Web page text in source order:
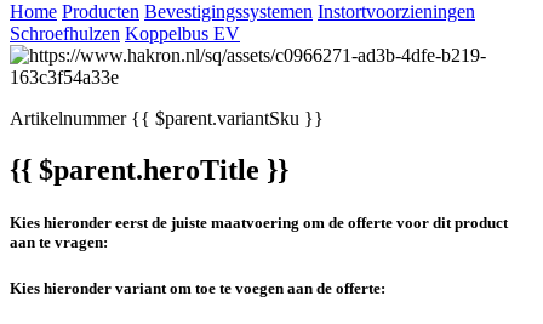
Home Producten Bevestigingssystemen Instortvoorzieningen
Schroefhulzen Koppelbus EV
Artikelnummer{{ $parent.variantSku }}
{{ $parent.heroTitle }}
Kies hieronder eerst de juiste maatvoering om de offerte voor dit product
aan te vragen:
Kies hieronder variant om toe te voegen aan de offerte: